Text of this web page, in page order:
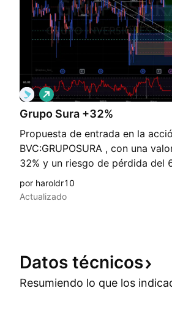
Grupo Sura +32%
Propuesta de entrada en la
BVC:GRUPOSURA , con una
32% y un riesgo de pérdida del
de utilidades en los $45900
L
a
r
g
o
por haroldr10
Actualizado
Datos técnicos
Resumiendo lo que los